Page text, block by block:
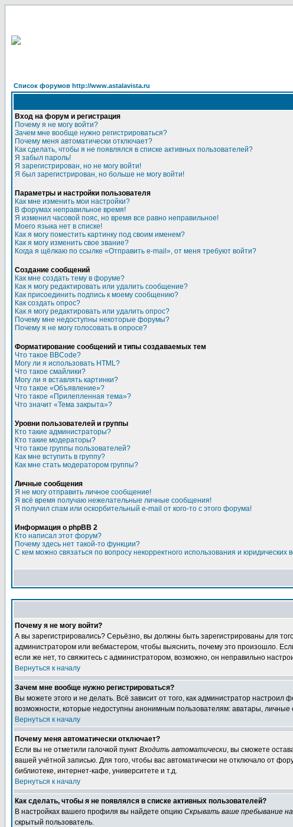
Список форумов http://www.astalavista.ru
Вход на форум и регистрация
Почему я не могу войти?
Зачем мне вообще нужно регистрироваться?
Почему меня автоматически отключает?
Как сделать, чтобы я не появлялся в списке активных пользователей?
Я забыл пароль!
Я зарегистрирован, но не могу войти!
Я был зарегистрирован, но больше не могу войти!
Параметры и настройки пользователя
Как мне изменить мои настройки?
В форумах неправильное время!
Я изменил часовой пояс, но время все равно неправильное!
Моего языка нет в списке!
Как я могу поместить картинку под своим именем?
Как я могу изменить свое звание?
Когда я щёлкаю по ссылке «Отправить e-mail», от меня требуют войти?
Создание сообщений
Как мне создать тему в форуме?
Как я могу редактировать или удалить сообщение?
Как присоединить подпись к моему сообщению?
Как создать опрос?
Как я могу редактировать или удалить опрос?
Почему мне недоступны некоторые форумы?
Почему я не могу голосовать в опросе?
Форматирование сообщений и типы создаваемых тем
Что такое BBCode?
Могу ли я использовать HTML?
Что такое смайлики?
Могу ли я вставлять картинки?
Что такое «Объявление»?
Что такое «Прилепленная тема»?
Что значит «Тема закрыта»?
Уровни пользователей и группы
Кто такие администраторы?
Кто такие модераторы?
Что такое группы пользователей?
Как мне вступить в группу?
Как мне стать модератором группы?
Личные сообщения
Я не могу отправить личное сообщение!
Я всё время получаю нежелательные личные сообщения!
Я получил спам или оскорбительный e-mail от кого-то с этого форума!
Информация о phpBB 2
Кто написал этот форум?
Почему здесь нет такой-то функции?
С кем можно связаться по вопросу некорректного использования и
Почему я не могу войти?
А вы зарегистрировались? Серьёзно, вы должны быть зарегистрированы для
администратором или вебмастером, чтобы выяснить, почему это произошло.
если же нет, то свяжитесь с администратором, возможно, он неправильно
Вернуться к началу
Зачем мне вообще нужно регистрироваться?
Вы можете этого и не делать. Всё зависит от того, как администратор
возможности, которые недоступны анонимным пользователям: аватары, личные
Вернуться к началу
Почему меня автоматически отключает?
Если вы не отметили галочкой пункт Входить автоматически, вы сможете
вашей учётной записью. Для того, чтобы вас автоматически не отключало от
библиотеке, интернет-кафе, университете и т.д.
Вернуться к началу
Как сделать, чтобы я не появлялся в списке активных пользователей?
В настройках вашего профиля вы найдете опцию Скрывать ваше пребывание
скрытый пользователь.